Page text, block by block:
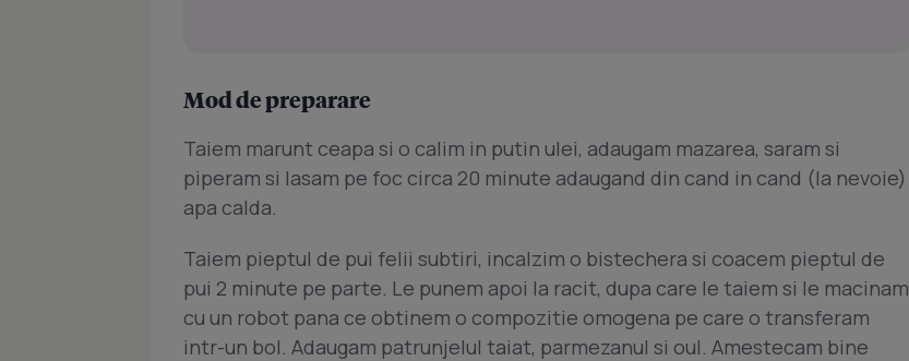
Mod de preparare
Taiem marunt ceapa si o calim in putin ulei, adaugam mazarea, saram si
piperam si lasam pe foc circa 20 minute adaugand din cand in cand (la nevoie)
apa calda.
Taiem pieptul de pui felii subtiri, incalzim o bistechera si coacem pieptul de
pui 2 minute pe parte. Le punem apoi la racit, dupa care le taiem si le macinam
cu un robot pana ce obtinem o compozitie omogena pe care o transferam
intr-un bol. Adaugam patrunjelul taiat, parmezanul si oul. Amestecam bine